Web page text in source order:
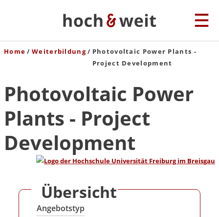
Home Weiterbildung
Photovoltaic Power Plants -
Project Development
Photovoltaic Power
Plants - Project
Development
Übersicht
Angebotstyp